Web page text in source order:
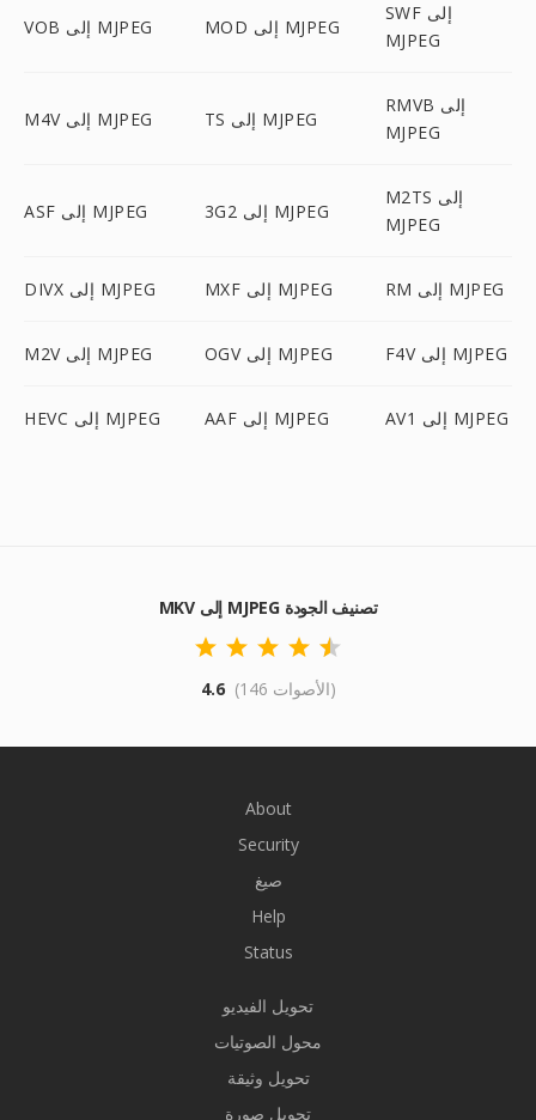
VOB إلى MJPEG MOD إلى MJPEG
SWF إلى
MJPEG
M4V إلى MJPEG TS إلى MJPEG
RMVB إلى
MJPEG
ASF إلى MJPEG 3G2 إلى MJPEG
M2TS إلى
MJPEG
DIVX إلى MJPEG MXF إلى MJPEG RM إلى MJPEG
M2V إلى MJPEG OGV إلى MJPEG F4V إلى MJPEG
HEVC إلى MJPEG AAF إلى MJPEG AV1 إلى MJPEG
MKV إلى MJPEG تصنيف الجودة
4.6 (146 الأصوات)
About
Security
صيغ
Help
Status
تحويل الفيديو
محول الصوتيات
تحويل وثيقة
تحويل صورة